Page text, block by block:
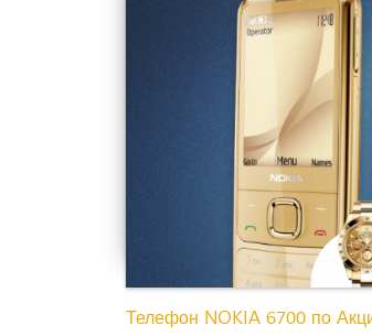
Телефон NOKIA 6700 по